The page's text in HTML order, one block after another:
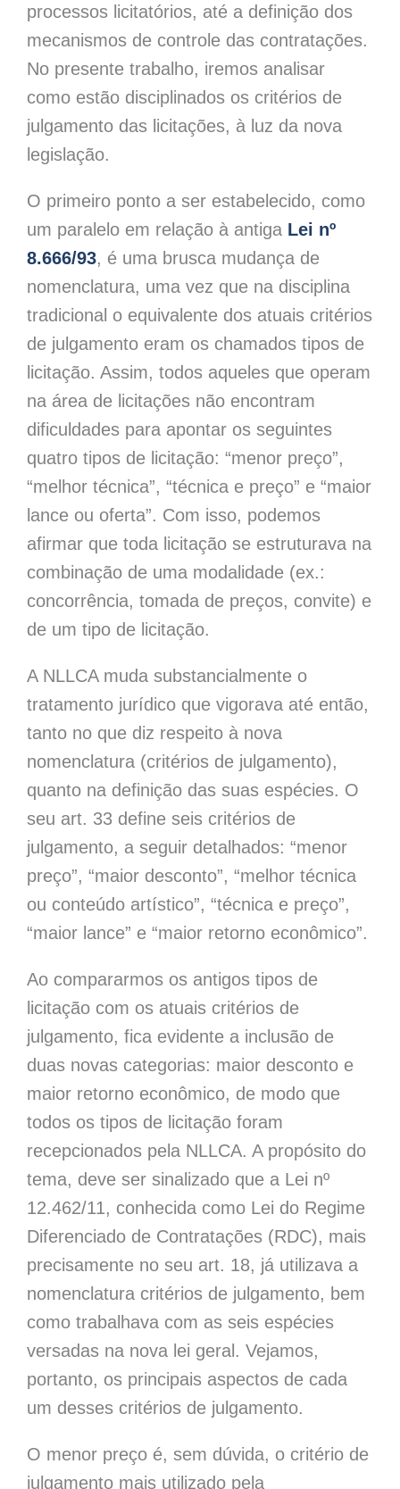
processos licitatórios, até a definição dos
mecanismos de controle das contratações.
No presente trabalho, iremos analisar
como estão disciplinados os critérios de
julgamento das licitações, à luz da nova
legislação.
O primeiro ponto a ser estabelecido, como
um paralelo em relação à antiga Lei nº
8.666/93, é uma brusca mudança de
nomenclatura, uma vez que na disciplina
tradicional o equivalente dos atuais critérios
de julgamento eram os chamados tipos de
licitação. Assim, todos aqueles que operam
na área de licitações não encontram
dificuldades para apontar os seguintes
quatro tipos de licitação: “menor preço”,
“melhor técnica”, “técnica e preço” e “maior
lance ou oferta”. Com isso, podemos
afirmar que toda licitação se estruturava na
combinação de uma modalidade (ex.:
concorrência, tomada de preços, convite) e
de um tipo de licitação.
A NLLCA muda substancialmente o
tratamento jurídico que vigorava até então,
tanto no que diz respeito à nova
nomenclatura (critérios de julgamento),
quanto na definição das suas espécies. O
seu art. 33 define seis critérios de
julgamento, a seguir detalhados: “menor
preço”, “maior desconto”, “melhor técnica
ou conteúdo artístico”, “técnica e preço”,
“maior lance” e “maior retorno econômico”.
Ao compararmos os antigos tipos de
licitação com os atuais critérios de
julgamento, fica evidente a inclusão de
duas novas categorias: maior desconto e
maior retorno econômico, de modo que
todos os tipos de licitação foram
recepcionados pela NLLCA. A propósito do
tema, deve ser sinalizado que a Lei nº
12.462/11, conhecida como Lei do Regime
Diferenciado de Contratações (RDC), mais
precisamente no seu art. 18, já utilizava a
nomenclatura critérios de julgamento, bem
como trabalhava com as seis espécies
versadas na nova lei geral. Vejamos,
portanto, os principais aspectos de cada
um desses critérios de julgamento.
O menor preço é, sem dúvida, o critério de
julgamento mais utilizado pela